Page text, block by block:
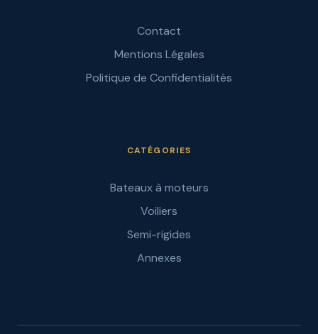
Contact
Mentions Légales
Politique de Confidentialités
CATÉGORIES
Bateaux à moteurs
Voiliers
Semi-rigides
Annexes